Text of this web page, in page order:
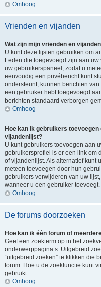
Omhoog
Vrienden en vijanden
Wat zijn mijn vrienden en
U kunt deze lijsten gebruiken om
Leden die toegevoegd zijn aan
uw gebruikerspaneel, zodat u
eenvoudig een privébericht kunt
ondersteunt, kunnen berichten
een gebruiker hebt toegevoegd
berichten standaard verborgen
Omhoog
Hoe kan ik gebruikers
vijandenlijst?
U kunt gebruikers toevoegen aan
gebruikersprofiel is er een link om
of vijandenlijst. Als alternatief kunt
meteen toevoegen door hun
gebruikers verwijderen van uw
wanneer u een gebruiker toevoegt.
Omhoog
De forums doorzoeken
Hoe kan ik één forum of
Geef een zoekterm op in het
onderwerppagina’s. Uitgebreid
“uitgebreid zoeken” te klikken die
forum. Hoe u de zoekfunctie kunt
gebruikt.
Omhoog